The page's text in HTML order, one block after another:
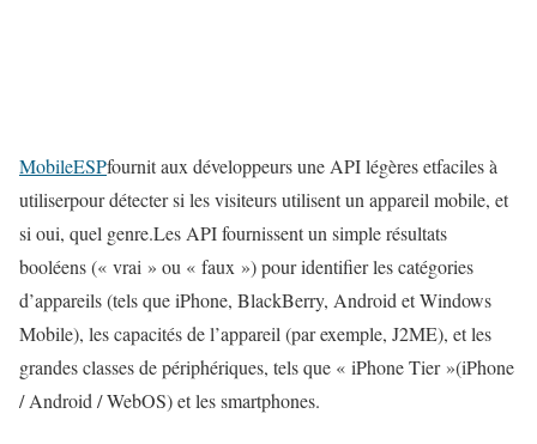
MobileESPfournit aux développeurs une API légères etfaciles à
utiliserpour détecter si les visiteurs utilisent un appareil mobile, et
si oui, quel genre.Les API fournissent un simple résultats
booléens (« vrai » ou « faux ») pour identifier les catégories
d’appareils (tels que iPhone, BlackBerry, Android et Windows
Mobile), les capacités de l’appareil (par exemple, J2ME), et les
grandes classes de périphériques, tels que « iPhone Tier »(iPhone
/ Android / WebOS) et les smartphones.